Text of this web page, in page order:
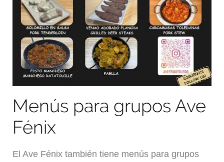
Menús para grupos Ave
Fénix
El Ave Fénix también tiene menús para grupos